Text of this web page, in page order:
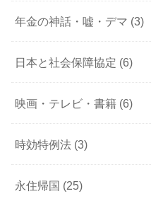
年金の神話・嘘・デマ (3)
日本と社会保障協定 (6)
映画・テレビ・書籍 (6)
時効特例法 (3)
永住帰国 (25)